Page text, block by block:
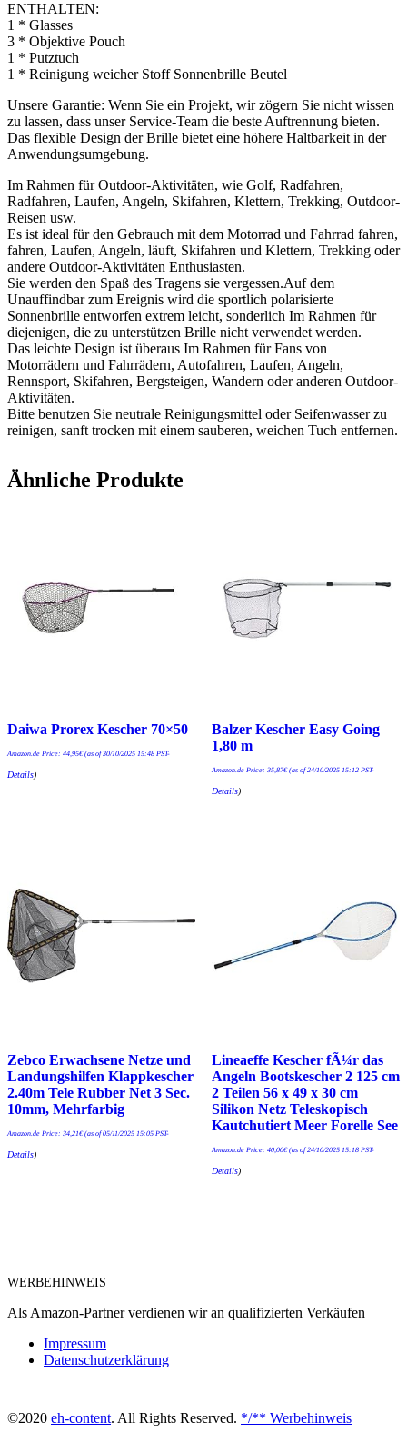
ENTHALTEN:
1 * Glasses
3 * Objektive Pouch
1 * Putztuch
1 * Reinigung weicher Stoff Sonnenbrille Beutel
Unsere Garantie: Wenn Sie ein Projekt, wir zögern Sie nicht wissen
zu lassen, dass unser Service-Team die beste Auftrennung bieten.
Das flexible Design der Brille bietet eine höhere Haltbarkeit in der
Anwendungsumgebung.
Im Rahmen für Outdoor-Aktivitäten, wie Golf, Radfahren,
Radfahren, Laufen, Angeln, Skifahren, Klettern, Trekking, Outdoor-
Reisen usw.
Es ist ideal für den Gebrauch mit dem Motorrad und Fahrrad fahren,
fahren, Laufen, Angeln, läuft, Skifahren und Klettern, Trekking oder
andere Outdoor-Aktivitäten Enthusiasten.
Sie werden den Spaß des Tragens sie vergessen.Auf dem
Unauffindbar zum Ereignis wird die sportlich polarisierte
Sonnenbrille entworfen extrem leicht, sonderlich Im Rahmen für
diejenigen, die zu unterstützen Brille nicht verwendet werden.
Das leichte Design ist überaus Im Rahmen für Fans von
Motorrädern und Fahrrädern, Autofahren, Laufen, Angeln,
Rennsport, Skifahren, Bergsteigen, Wandern oder anderen Outdoor-
Aktivitäten.
Bitte benutzen Sie neutrale Reinigungsmittel oder Seifenwasser zu
reinigen, sanft trocken mit einem sauberen, weichen Tuch entfernen.
Ähnliche Produkte
Daiwa Prorex Kescher 70×50
Amazon.de Price: 44,95€(as of 30/10/2025 15:48 PST-
Details)
Balzer Kescher Easy Going
1,80 m
Amazon.de Price: 35,87€(as of 24/10/2025 15:12 PST-
Details)
Zebco Erwachsene Netze und
Landungshilfen Klappkescher
2.40m Tele Rubber Net 3 Sec.
10mm, Mehrfarbig
Amazon.de Price: 34,21€(as of 05/11/2025 15:05 PST-
Details)
Lineaeffe Kescher fÃ¼r das
Angeln Bootskescher 2 125 cm
2 Teilen 56 x 49 x 30 cm
Silikon Netz Teleskopisch
Kautchutiert Meer Forelle See
Amazon.de Price: 40,00€(as of 24/10/2025 15:18 PST-
Details)
WERBEHINWEIS
Als Amazon-Partner verdienen wir an qualifizierten Verkäufen
Impressum
Datenschutzerklärung
©2020 eh-content. All Rights Reserved. */** Werbehinweis